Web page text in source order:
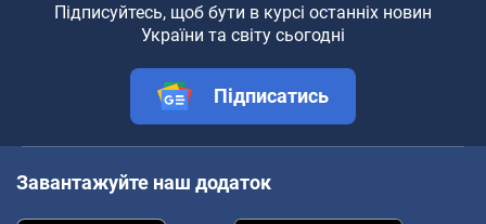
Підписуйтесь, щоб бути в курсі останніх новин
України та світу сьогодні
Підписатись
Завантажуйте наш додаток